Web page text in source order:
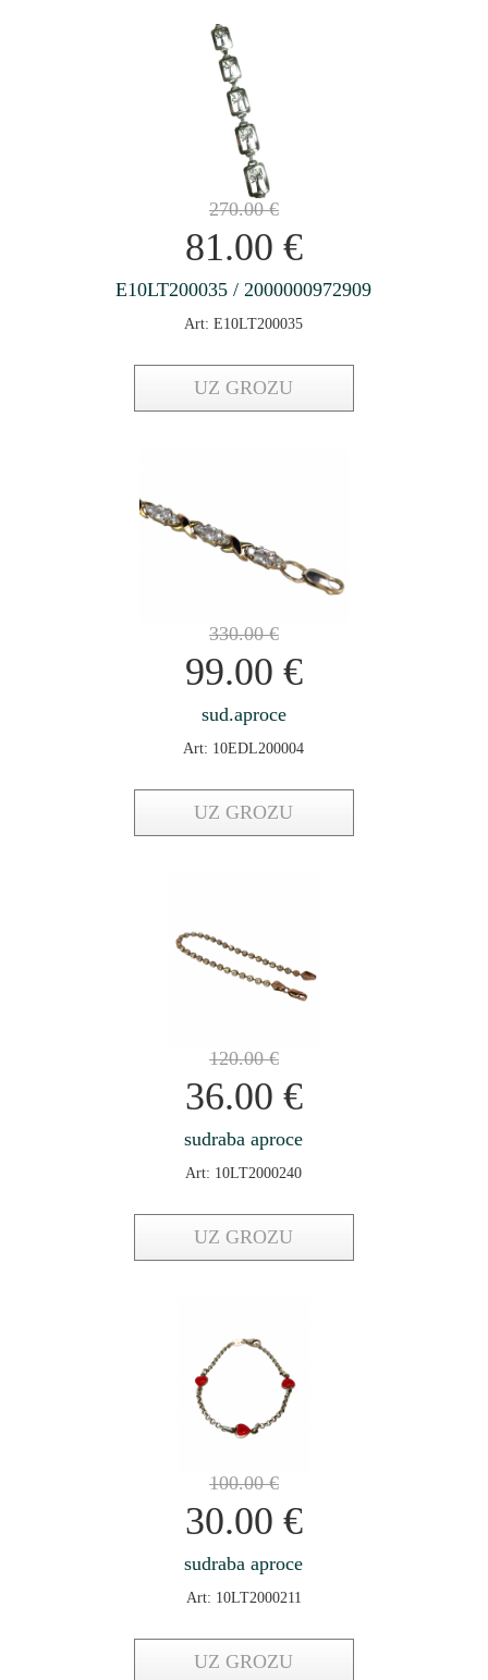
270.00€
81.00 €
E10LT200035 / 2000000972909
Art: E10LT200035
UZ GROZU
330.00€
99.00 €
sud.aproce
Art: 10EDL200004
UZ GROZU
120.00€
36.00 €
sudraba aproce
Art: 10LT2000240
UZ GROZU
100.00€
30.00 €
sudraba aproce
Art: 10LT2000211
UZ GROZU